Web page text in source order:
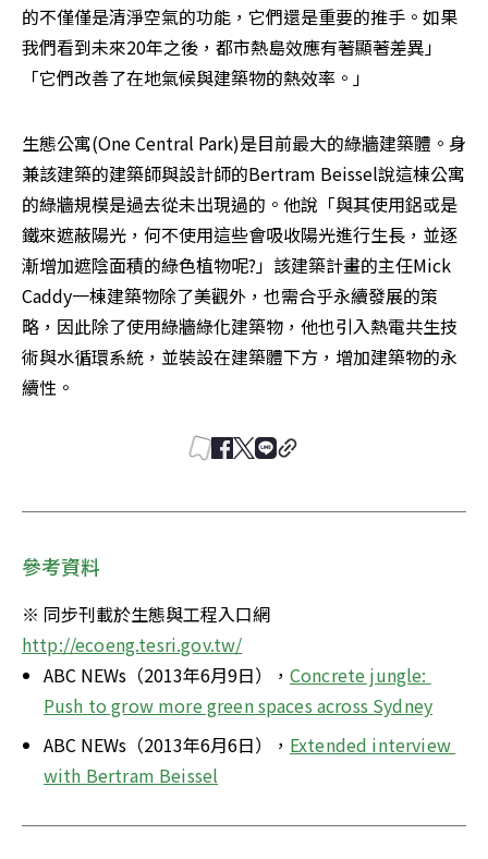
的不僅僅是清淨空氣的功能，它們還是重要的推手。如果
我們看到未來20年之後，都市熱島效應有著顯著差異」
「它們改善了在地氣候與建築物的熱效率。」
生態公寓(One Central Park)是目前最大的綠牆建築體。身
兼該建築的建築師與設計師的Bertram Beissel說這棟公寓
的綠牆規模是過去從未出現過的。他說「與其使用鋁或是
鐵來遮蔽陽光，何不使用這些會吸收陽光進行生長，並逐
漸增加遮陰面積的綠色植物呢?」該建築計畫的主任Mick
Caddy一棟建築物除了美觀外，也需合乎永續發展的策
略，因此除了使用綠牆綠化建築物，他也引入熱電共生技
術與水循環系統，並裝設在建築體下方，增加建築物的永
續性。
參考資料
http://ecoeng.tesri.gov.tw/
ABC NEWs（2013年6月9日）， Concrete jungle:
Push to grow more green spaces across Sydney
ABC NEWs（2013年6月6日）， Extended interview
with Bertram Beissel